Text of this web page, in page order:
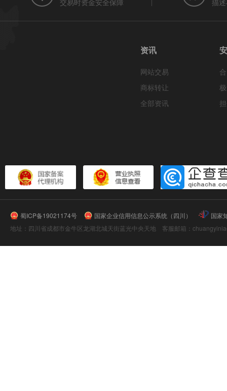
交易时资金安全保障 描
资讯
网站交易
商标转让
全部资讯
蜀ICP备19021174号 国家企业信用信息公示系统（四川）
国家
地址：四川省成都市金牛区龙湖北城天街蓝光中央天地 客服邮箱：